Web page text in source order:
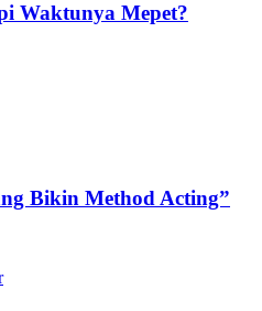
Waktunya Mepet?
Bikin Method Acting”